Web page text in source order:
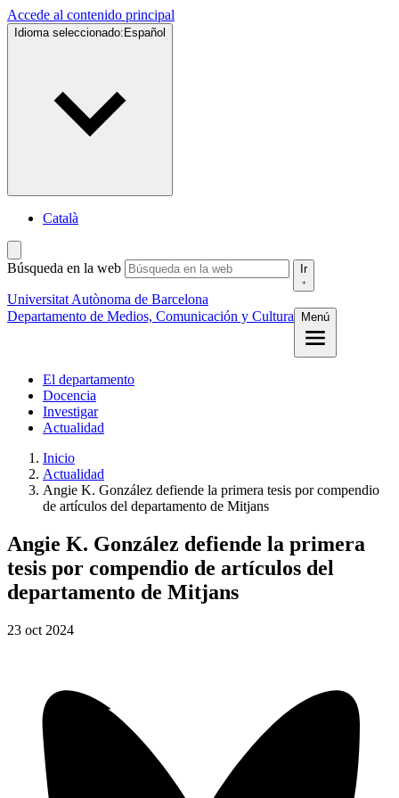
Accede al contenido principal
Idioma seleccionado: Español
Català
Búsqueda en la web Ir
Universitat Autònoma de Barcelona
Departamento de Medios, Comunicación y Cultura
Menú
El departamento
Docencia
Investigar
Actualidad
Inicio
Actualidad
Angie K. González defiende la primera tesis por compendio
de artículos del departamento de Mitjans
Angie K. González defiende la primera
tesis por compendio de artículos del
departamento de Mitjans
23 oct 2024